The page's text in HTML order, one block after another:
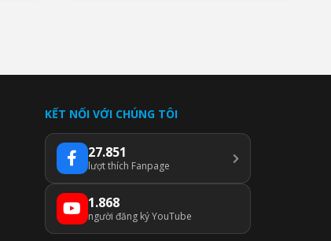
KẾT NỐI VỚI CHÚNG TÔI
27.851
lượt thích Fanpage
1.868
người đăng ký YouTube